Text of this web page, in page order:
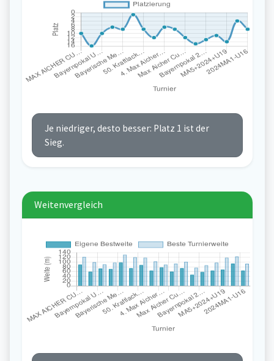
Je niedriger, desto besser: Platz 1 ist der
Sieg.
Weitenvergleich